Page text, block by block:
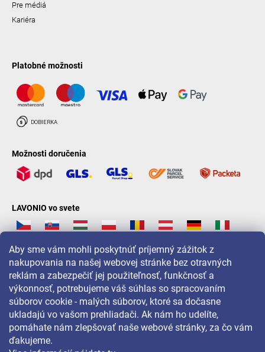
Aby sme vám mohli poskytnúť príjemný zážitok z
nakupovania na našej webovej stránke bez otravných
reklám a zabezpečiť jej použiteľnosť, funkčnosť a
výkonnosť, potrebujeme váš súhlas so spracovaním
súborov cookie - malých súborov, ktoré sa dočasne
ukladajú vo vašom prehliadači. Ak nám ho udelíte,
pomáhate nám zlepšovať naše webové stránky, za čo vám
ďakujeme.
Pre médiá
Kariéra
Platobné možnosti
Možnosti doručenia
LAVONIO vo svete
Pre akcie, súťaže a zľavy nás sledujte na: